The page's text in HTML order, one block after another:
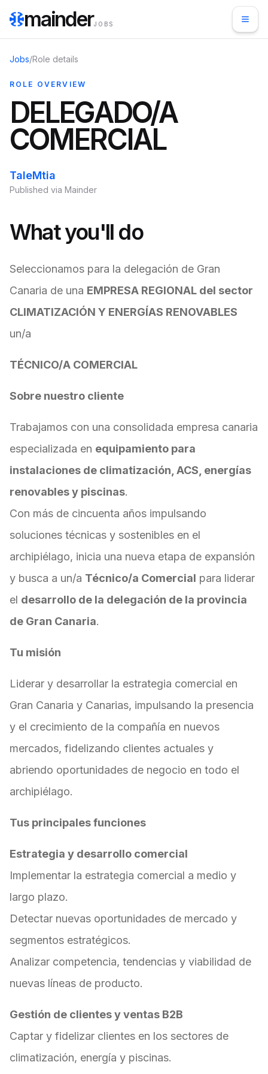
mainderJOBS
Jobs/Role details
ROLE OVERVIEW
DELEGADO/A
COMERCIAL
TaleMtia
Published via Mainder
What you'll do
Seleccionamos para la delegación de Gran
Canaria de una EMPRESA REGIONAL del sector
CLIMATIZACIÓN Y ENERGÍAS RENOVABLES
un/a
TÉCNICO/A COMERCIAL
Sobre nuestro cliente
Trabajamos con una consolidada empresa canaria
especializada en equipamiento para
instalaciones de climatización, ACS, energías
renovables y piscinas.
Con más de cincuenta años impulsando
soluciones técnicas y sostenibles en el
archipiélago, inicia una nueva etapa de expansión
y busca a un/a Técnico/a Comercial para liderar
el desarrollo de la delegación de la provincia
de Gran Canaria.
Tu misión
Liderar y desarrollar la estrategia comercial en
Gran Canaria y Canarias, impulsando la presencia
y el crecimiento de la compañía en nuevos
mercados, fidelizando clientes actuales y
abriendo oportunidades de negocio en todo el
archipiélago.
Tus principales funciones
Estrategia y desarrollo comercial
Implementar la estrategia comercial a medio y
largo plazo.
Detectar nuevas oportunidades de mercado y
segmentos estratégicos.
Analizar competencia, tendencias y viabilidad de
nuevas líneas de producto.
Gestión de clientes y ventas B2B
Captar y fidelizar clientes en los sectores de
climatización, energía y piscinas.